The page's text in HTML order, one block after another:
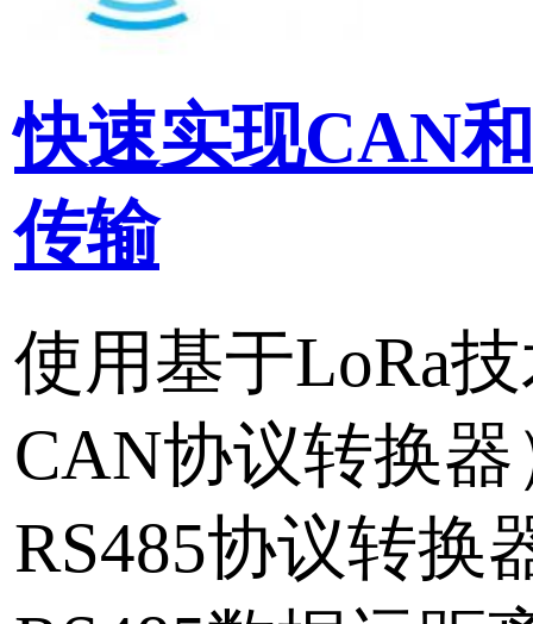
LoRaWAN网关快速使用
标签：物联网 设备联网
LoRaWAN 远距离无线
案PDF下载
本文介绍了华启智能